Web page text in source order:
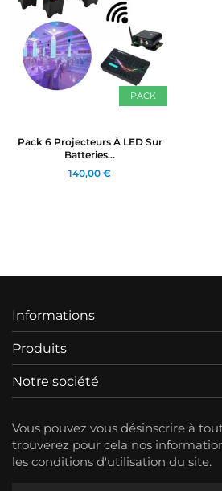
PACK
Pack 6 Projecteurs À LED Sur
Batteries...
140,00 €
Informations
Produits
Notre société
Vous pouvez vous désinscrire à
trouverez pour cela nos
les conditions d'utilisation du site.